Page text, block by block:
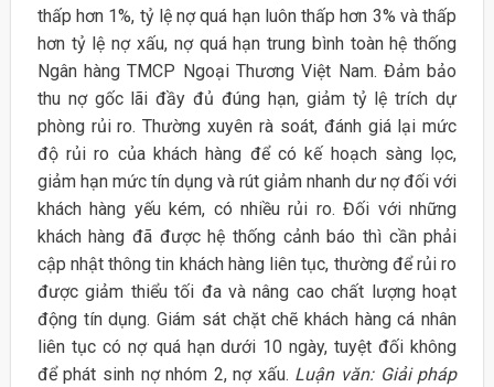
thấp hơn 1%, tỷ lệ nợ quá hạn luôn thấp hơn 3% và thấp
hơn tỷ lệ nợ xấu, nợ quá hạn trung bình toàn hệ thống
Ngân hàng TMCP Ngoại Thương Việt Nam. Đảm bảo
thu nợ gốc lãi đầy đủ đúng hạn, giảm tỷ lệ trích dự
phòng rủi ro. Thường xuyên rà soát, đánh giá lại mức
độ rủi ro của khách hàng để có kế hoạch sàng lọc,
giảm hạn mức tín dụng và rút giảm nhanh dư nợ đối với
khách hàng yếu kém, có nhiều rủi ro. Đối với những
khách hàng đã được hệ thống cảnh báo thì cần phải
cập nhật thông tin khách hàng liên tục, thường để rủi ro
được giảm thiểu tối đa và nâng cao chất lượng hoạt
động tín dụng. Giám sát chặt chẽ khách hàng cá nhân
liên tục có nợ quá hạn dưới 10 ngày, tuyệt đối không
để phát sinh nợ nhóm 2, nợ xấu. Luận văn: Giải pháp